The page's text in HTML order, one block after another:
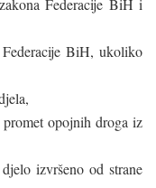
Federacije BiH i
BiH, ukoliko
opojnih droga iz
izvršeno od strane